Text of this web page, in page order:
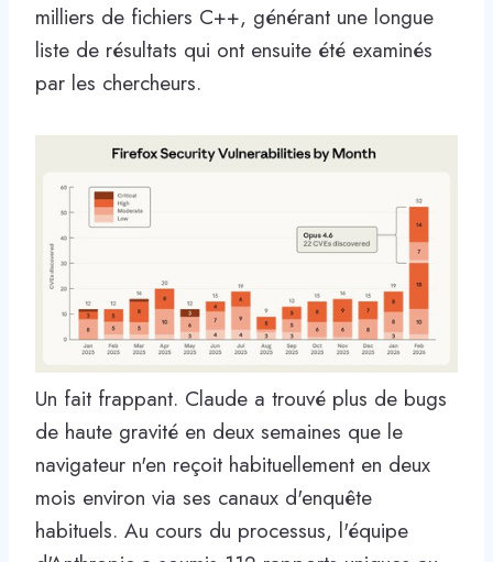
milliers de fichiers C++, générant une longue
liste de résultats qui ont ensuite été examinés
par les chercheurs.
Un fait frappant. Claude a trouvé plus de bugs
de haute gravité en deux semaines que le
navigateur n'en reçoit habituellement en deux
mois environ via ses canaux d'enquête
habituels. Au cours du processus, l'équipe